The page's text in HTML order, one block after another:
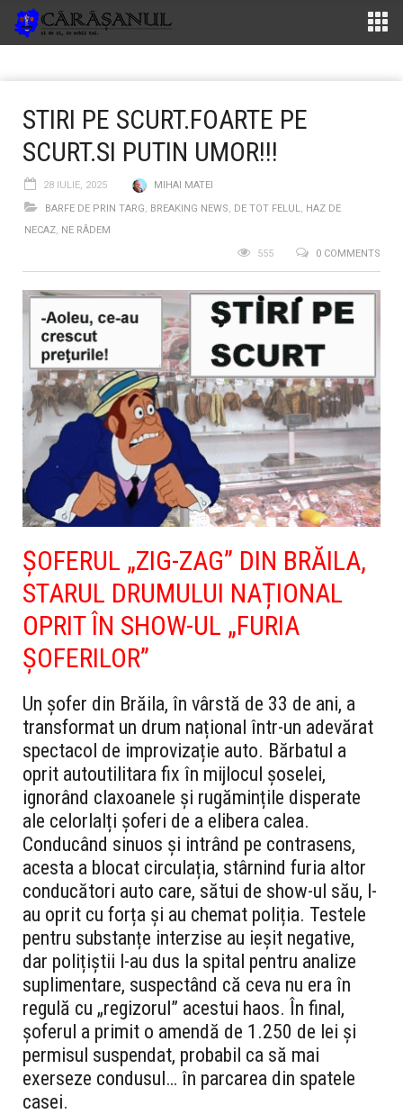
STIRI PE SCURT.FOARTE PE
SCURT.SI PUTIN UMOR!!!
28 IULIE, 2025
MIHAI MATEI
BARFE DE PRIN TARG, BREAKING NEWS, DE TOT FELUL, HAZ DE
NECAZ, NE RÂDEM
0 COMMENTS
555
ȘOFERUL „ZIG-ZAG” DIN BRĂILA,
STARUL DRUMULUI NAȚIONAL
OPRIT ÎN SHOW-UL „FURIA
ȘOFERILOR”
Un șofer din Brăila, în vârstă de 33 de ani, a
transformat un drum național într-un adevărat
spectacol de improvizație auto. Bărbatul a
oprit autoutilitara fix în mijlocul șoselei,
ignorând claxoanele și rugămințile disperate
ale celorlalți șoferi de a elibera calea.
Conducând sinuos și intrând pe contrasens,
acesta a blocat circulația, stârnind furia altor
conducători auto care, sătui de show-ul său, l-
au oprit cu forța și au chemat poliția. Testele
pentru substanțe interzise au ieșit negative,
dar polițiștii l-au dus la spital pentru analize
suplimentare, suspectând că ceva nu era în
regulă cu „regizorul” acestui haos. În final,
șoferul a primit o amendă de 1.250 de lei și
permisul suspendat, probabil ca să mai
exerseze condusul… în parcarea din spatele
casei.